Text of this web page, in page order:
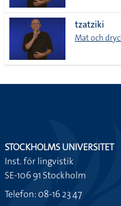
tzatziki
Mat och
STOCKHOLMS UNIVERSITET
Inst. för lingvistik
SE-106 91 Stockholm
Telefon: 08-16 23 47